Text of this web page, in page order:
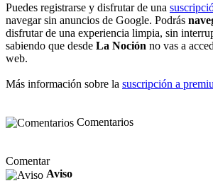
Puedes registrarse y disfrutar de una
navegar sin anuncios de Google. Podrás
disfrutar de una experiencia limpia, sin
sabiendo que desde La Noción no vas a
web.
Más información sobre la suscripción a
Comentarios
Comentar
Aviso